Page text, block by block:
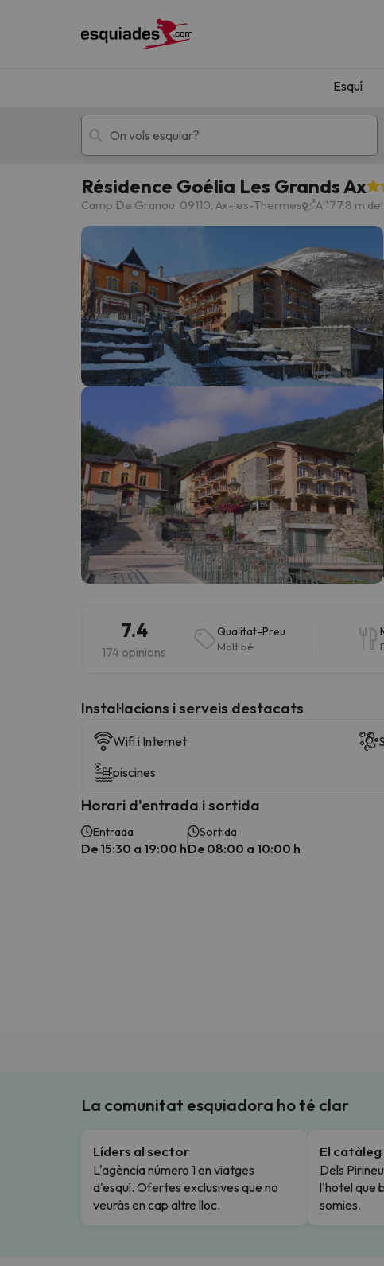
Esquí
Esquí Escapades
!Vaja! No hem trobat resultats que coincideixin
Vaja! Sembla que el nostre cercador ha perdut el
Résidence Goélia Les Grands Ax
Camp De Granou, 09110, Ax-les-Thermes A 177.8 m
7.4
174 opinions
Qualitat-Preu
Molt bé
Instal·lacions i serveis destacats
Wifi i Internet
piscines
Horari d'entrada i sortida
Entrada
De 15:30 a 19:00 h
Sortida
De 08:00 a 10:00 h
La comunitat esquiadora ho té clar
Líders al sector
L'agència número 1 en viatges
d'esquí. Ofertes exclusives que no
veuràs en cap altre lloc.
El
Dels
l'hotel que
somies.